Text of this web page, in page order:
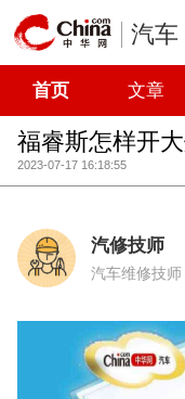
汽车
首页 文章
福睿斯怎样开大
2023-07-17 16:18:55
汽修技师
汽车维修技师